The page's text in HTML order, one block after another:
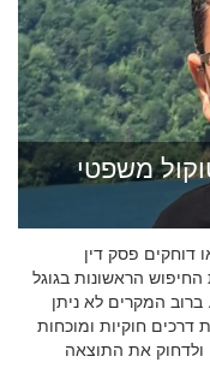
משפטי
מוחקים או דוחקים פסק דין
הראשונות בגוגל
ברוב המקרים לא ניתן
חוקיות ומוכחות
ולדחוק את התוצאה